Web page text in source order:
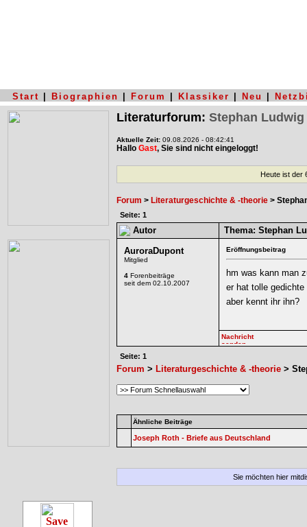
Start Biographien Forum Klassiker Neu
Literaturforum: Stephan Ludwig
Aktuelle Zeit: 09.08.2026 - 08:42:41
Hallo Gast, Sie sind nicht eingeloggt!
Heute ist der
Forum > Literaturgeschichte & -theorie >
Seite: 1
Autor Thema: Stephan
AuroraDupont
Mitglied
4 Forenbeiträge
seit dem 02.10.2007
Eröffnungsbeitrag
hm was kann man
er hat tolle
aber kennt ihr ihn?
Seite: 1
Forum > Literaturgeschichte & -theorie >
Ähnliche Beiträge
Joseph Roth - Briefe aus Deutschland
Sie möchten hier